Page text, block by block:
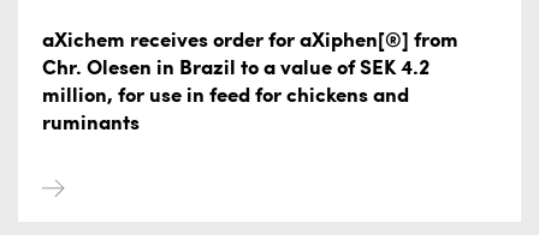
aXichem receives order for aXiphen[®] from
Chr. Olesen in Brazil to a value of SEK 4.2
million, for use in feed for chickens and
ruminants